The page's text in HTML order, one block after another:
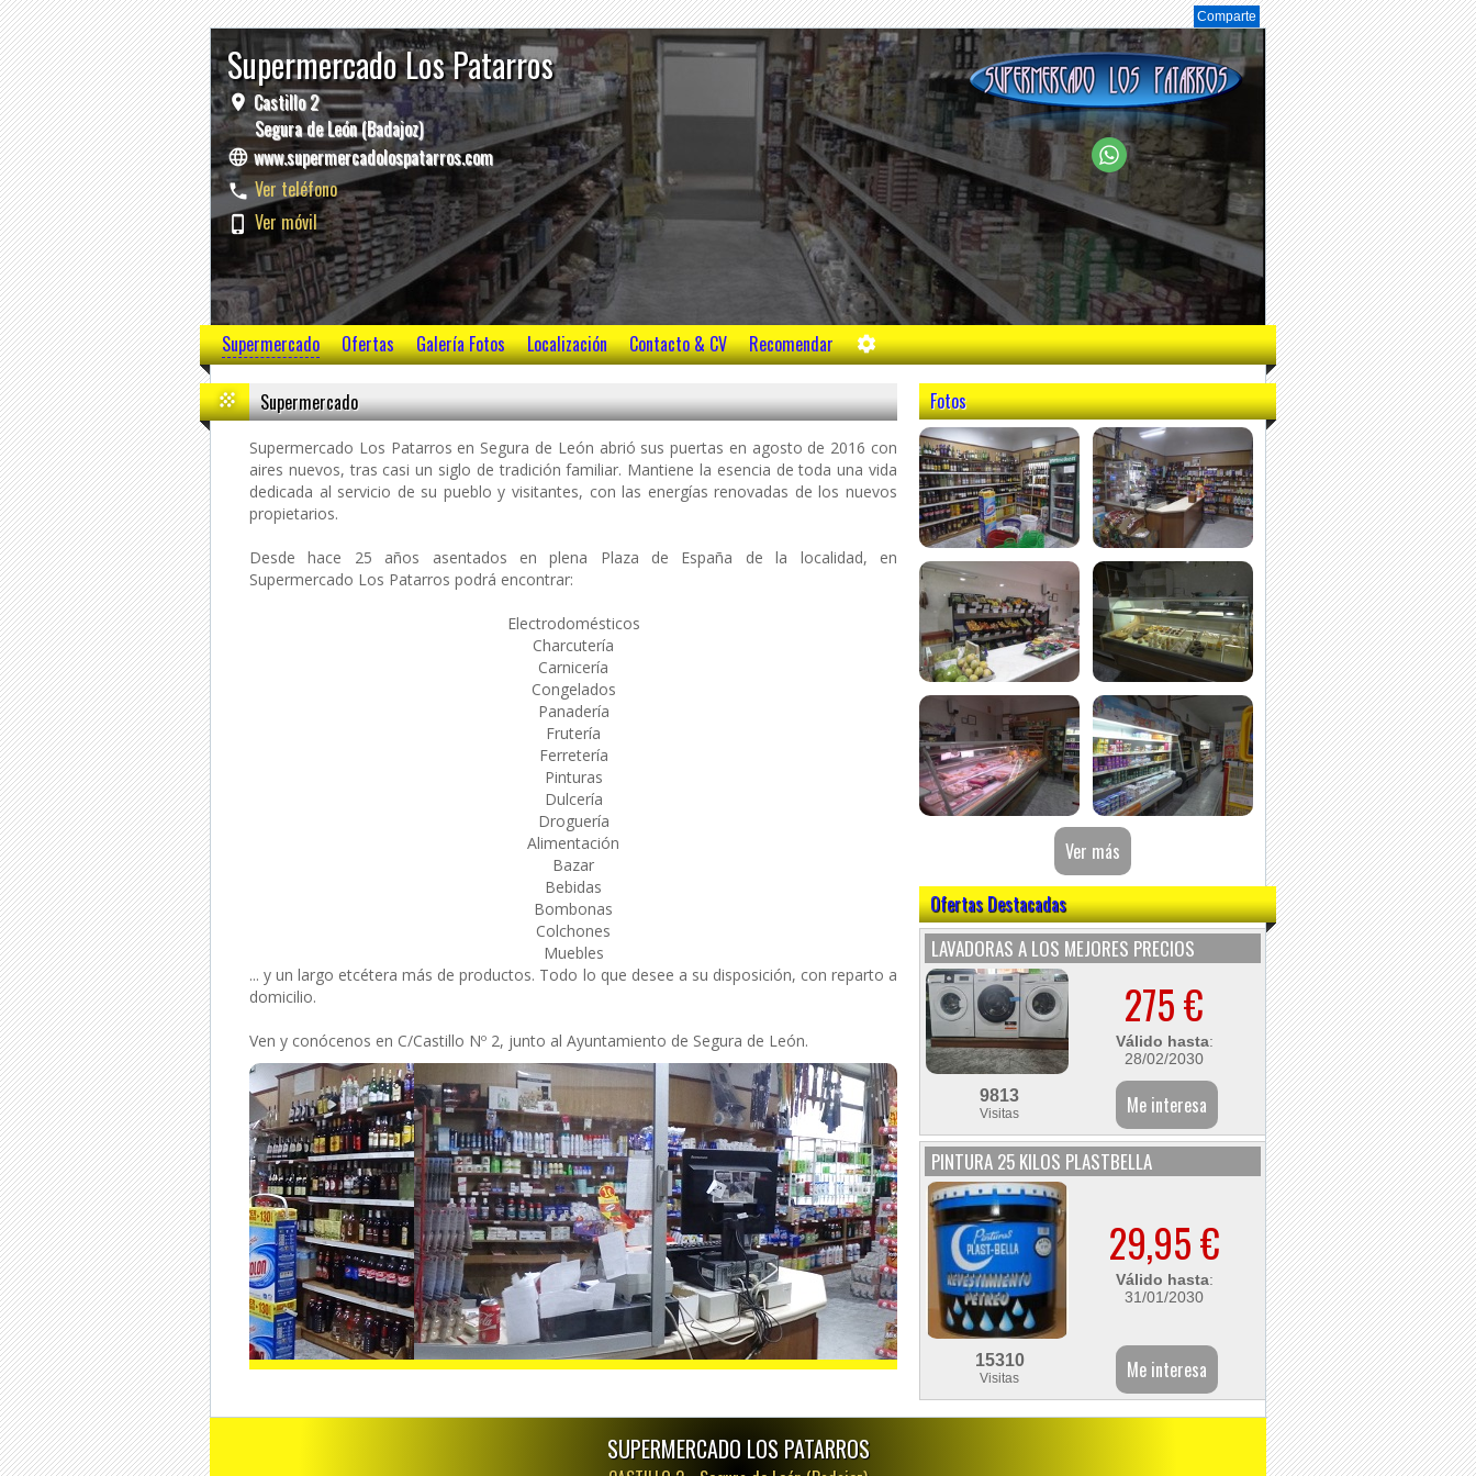
Comparte
Supermercado Los Patarros
Castillo 2
Segura de León (Badajoz)
www.supermercadolospatarros.com
Ver teléfono
Ver móvil
Supermercado Ofertas Galería Fotos Localización Contacto & CV Recomendar
Supermercado
Supermercado Los Patarros en Segura de León abrió sus puertas en agosto de 2016 con
aires nuevos, tras casi un siglo de tradición familiar. Mantiene la esencia de toda una vida
dedicada al servicio de su pueblo y visitantes, con las energías renovadas de los nuevos
propietarios.
Desde hace 25 años asentados en plena Plaza de España de la localidad, en
Supermercado Los Patarros podrá encontrar:
Electrodomésticos
Charcutería
Carnicería
Congelados
Panadería
Frutería
Ferretería
Pinturas
Dulcería
Droguería
Alimentación
Bazar
Bebidas
Bombonas
Colchones
Muebles
... y un largo etcétera más de productos. Todo lo que desee a su disposición, con reparto a
domicilio.
Ven y conócenos en C/Castillo Nº 2, junto al Ayuntamiento de Segura de León.
Fotos
Ofertas Destacadas
LAVADORAS A LOS MEJORES PRECIOS
275 €
Válido hasta:
28/02/2030
9813
Visitas
PINTURA 25 KILOS PLASTBELLA
29,95 €
Válido hasta:
31/01/2030
15310
Visitas
SUPERMERCADO LOS PATARROS